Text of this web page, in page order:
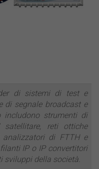
di sistemi di test e
di segnale broadcast e
includono strumenti di
reti ottiche
di FTTH e
IP o IP convertitori
sviluppi della società.